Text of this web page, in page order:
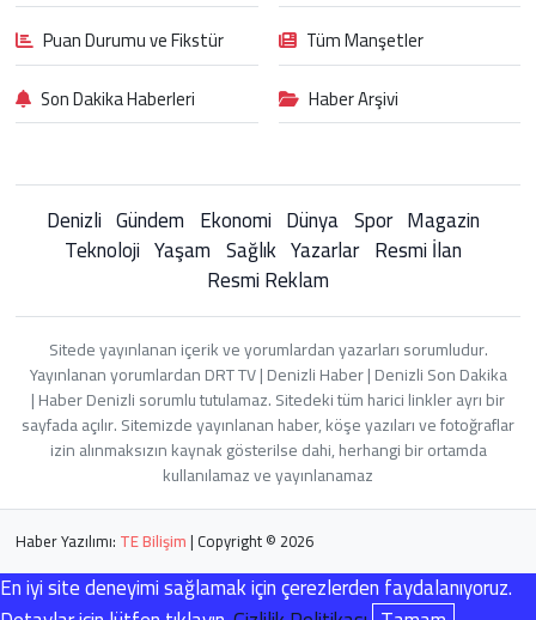
Puan Durumu ve Fikstür
Tüm Manşetler
Son Dakika Haberleri
Haber Arşivi
Denizli Gündem Ekonomi Dünya Spor Magazin
Teknoloji Yaşam Sağlık Yazarlar Resmi İlan
Resmi Reklam
Sitede yayınlanan içerik ve yorumlardan yazarları sorumludur.
Yayınlanan yorumlardan DRT TV | Denizli Haber | Denizli Son Dakika
| Haber Denizli sorumlu tutulamaz. Sitedeki tüm harici linkler ayrı bir
sayfada açılır. Sitemizde yayınlanan haber, köşe yazıları ve fotoğraflar
izin alınmaksızın kaynak gösterilse dahi, herhangi bir ortamda
kullanılamaz ve yayınlanamaz
Haber Yazılımı: TE Bilişim| Copyright © 2026
En iyi site deneyimi sağlamak için çerezlerden faydalanıyoruz.